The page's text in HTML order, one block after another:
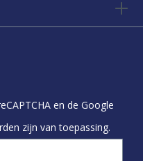
en de Google
zijn van toepassing.